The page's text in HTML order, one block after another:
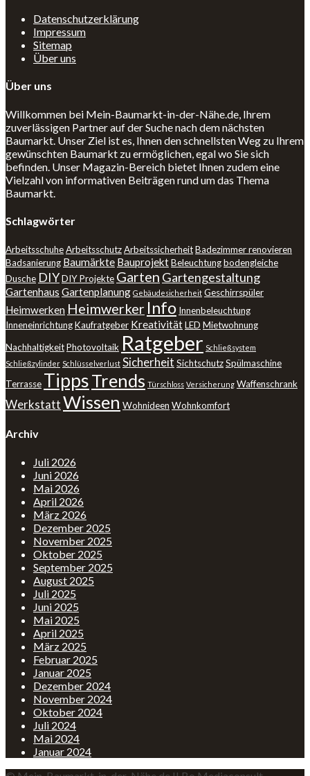
Datenschutzerklärung
Impressum
Sitemap
Über uns
Über uns
Willkommen bei Mein-Baumarkt-in-der-Nähe.de, Ihrem
zuverlässigen Partner auf der Suche nach dem nächsten
Baumarkt. Unser Ziel ist es, Ihnen den schnellsten Weg zu Ihrem
gewünschten Baumarkt zu ermöglichen, egal wo Sie sich
befinden. Unser Magazin-Bereich bietet Ihnen zudem eine
Vielzahl von informativen Beiträgen rund um das Thema
Baumarkt.
Schlagwörter
ArbeitsschuheArbeitsschutzArbeitssicherheitBadezimmer renovieren
Badsanierung Baumärkte BauprojektBeleuchtungbodengleiche
Dusche DIYDIY Projekte Garten Gartengestaltung
Gartenhaus Gartenplanung Gebäudesicherheit Geschirrspüler
Heimwerken Heimwerker Info Innenbeleuchtung
InneneinrichtungKaufratgeber KreativitätLED Mietwohnung
NachhaltigkeitPhotovoltaik Ratgeber Schließsystem
Schließzylinder Schlüsselverlust Sicherheit SichtschutzSpülmaschine
Terrasse TippsTrends Türschloss Versicherung Waffenschrank
WerkstattWissen Wohnideen Wohnkomfort
Archiv
Juli 2026
Juni 2026
Mai 2026
April 2026
März 2026
Dezember 2025
November 2025
Oktober 2025
September 2025
August 2025
Juli 2025
Juni 2025
Mai 2025
April 2025
März 2025
Februar 2025
Januar 2025
Dezember 2024
November 2024
Oktober 2024
Juli 2024
Mai 2024
Januar 2024